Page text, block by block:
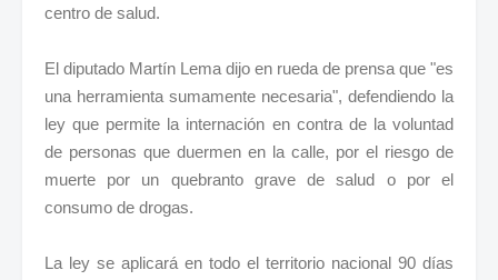
centro de salud.
El diputado Martín Lema dijo en rueda de prensa que "es
una herramienta sumamente necesaria", defendiendo la
ley que permite la internación en contra de la voluntad
de personas que duermen en la calle, por el riesgo de
muerte por un quebranto grave de salud o por el
consumo de drogas.
La ley se aplicará en todo el territorio nacional 90 días